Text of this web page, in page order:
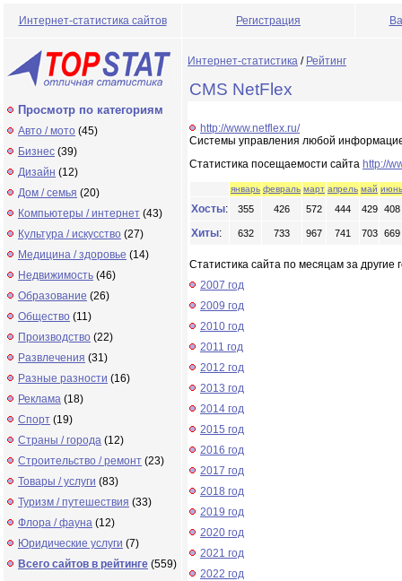
Интернет-статистика сайтов Регистрация
Просмотр по категориям
Авто / мото (45)
Бизнес (39)
Дизайн (12)
Дом / семья (20)
Компьютеры / интернет (43)
Культура / искусство (27)
Медицина / здоровье (14)
Недвижимость (46)
Образование (26)
Общество (11)
Производство (22)
Развлечения (31)
Разные разности (16)
Реклама (18)
Спорт (19)
Страны / города (12)
Строительство / ремонт (23)
Товары / услуги (83)
Туризм / путешествия (33)
Флора / фауна (12)
Юридические услуги (7)
Всего сайтов в рейтинге (559)
Интернет-статистика / Рейтинг
CMS NetFlex
http://www.netflex.ru/
Системы управления любой
Статистика посещаемости сайта http://
январь февраль март апрель май июнь
Хосты: 355 426 572 444 429 408
Хиты: 632 733 967 741 703 669
Статистика сайта по месяцам за другие
2007 год
2009 год
2010 год
2011 год
2012 год
2013 год
2014 год
2015 год
2016 год
2017 год
2018 год
2019 год
2020 год
2021 год
2022 год